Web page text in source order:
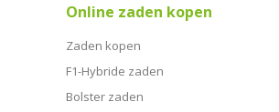
Online zaden kopen
Zaden kopen
F1-Hybride zaden
Bolster zaden